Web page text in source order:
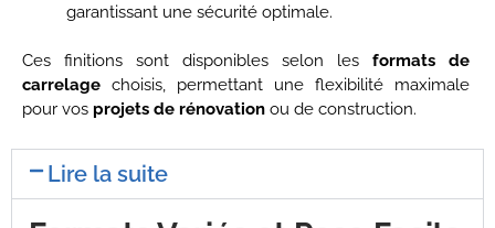
garantissant une sécurité optimale.
Ces finitions sont disponibles selon lesformats de
carrelage choisis, permettant une flexibilité maximale
pour vos projets de rénovation ou de construction.
Lire la suite